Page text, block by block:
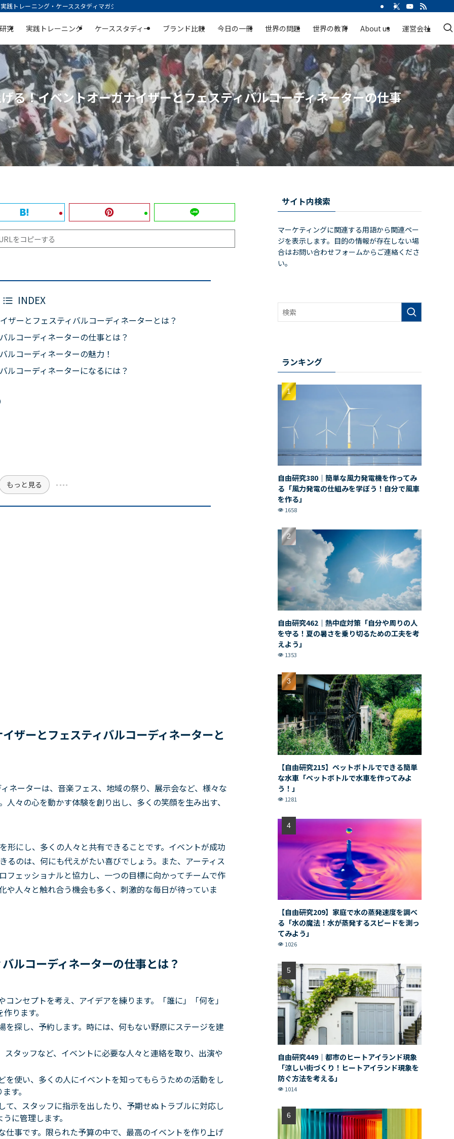
トレーニング・ケーススタディマガジン | 空庭
究 実践トレーニング ケーススタディー ブランド比較 今日の一冊 世界の問題 世界の教育 About us 運営会社
る！イベントオーガナイザーとフェスティバルコーディネーターの仕事
をコピーする
INDEX
ザーとフェスティバルコーディネーターとは？
ルコーディネーターの仕事とは？
ルコーディネーターの魅力！
ルコーディネーターになるには？
もっと見る
ザーとフェスティバルコーディネーターと
ネーターは、音楽フェス、地域の祭り、展示会など、様々な
々の心を動かす体験を創り出し、多くの笑顔を生み出す、
形にし、多くの人々と共有できることです。イベントが成功
るのは、何にも代えがたい喜びでしょう。また、アーティス
フェッショナルと協力し、一つの目標に向かってチームで作
や人々と触れ合う機会も多く、刺激的な毎日が待っていま
ルコーディネーターの仕事とは？
ンセプトを考え、アイデアを練ります。「誰に」「何を」
ります。
を探し、予約します。時には、何もない野原にステージを建
スタッフなど、イベントに必要な人々と連絡を取り、出演や
を使い、多くの人にイベントを知ってもらうための活動をし
す。
て、スタッフに指示を出したり、予期せぬトラブルに対応し
に管理します。
仕事です。限られた予算の中で、最高のイベントを作り上げ
サイト内検索
マーケティングに関連する用語から関連ペー
ジを表示します。目的の情報が存在しない場
合はお問い合わせフォームからご連絡くださ
い。
ランキング
自由研究380｜簡単な風力発電機を作ってみ
る「風力発電の仕組みを学ぼう！自分で風車
を作る」
1658
自由研究462｜熱中症対策「自分や周りの人
を守る！夏の暑さを乗り切るための工夫を考
えよう」
1353
【自由研究215】ペットボトルでできる簡単
な水車「ペットボトルで水車を作ってみよ
う！」
1281
【自由研究209】家庭で水の蒸発速度を調べ
る「水の魔法！水が蒸発するスピードを測っ
てみよう」
1026
自由研究449｜都市のヒートアイランド現象
「涼しい街づくり！ヒートアイランド現象を
防ぐ方法を考える」
1014